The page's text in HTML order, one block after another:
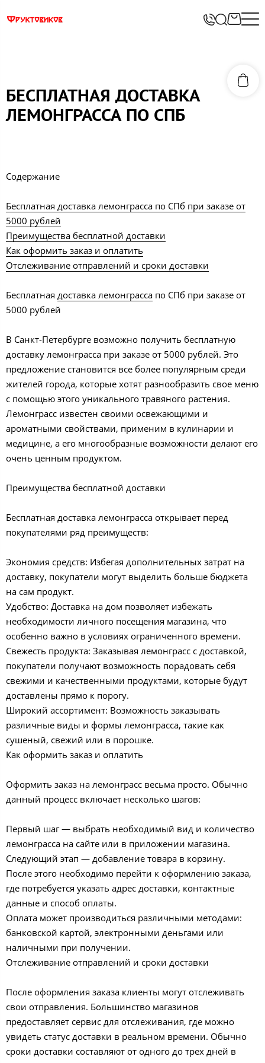
БЕСПЛАТНАЯ ДОСТАВКА
ЛЕМОНГРАССА ПО СПБ
Содержание
Бесплатная доставка лемонграсса по СПб при заказе от
5000 рублей
Преимущества бесплатной доставки
Как оформить заказ и оплатить
Отслеживание отправлений и сроки доставки
Бесплатная доставка лемонграсса по СПб при заказе от
5000 рублей
В Санкт-Петербурге возможно получить бесплатную
доставку лемонграсса при заказе от 5000 рублей. Это
предложение становится все более популярным среди
жителей города, которые хотят разнообразить свое меню
с помощью этого уникального травяного растения.
Лемонграсс известен своими освежающими и
ароматными свойствами, применим в кулинарии и
медицине, а его многообразные возможности делают его
очень ценным продуктом.
Преимущества бесплатной доставки
Бесплатная доставка лемонграсса открывает перед
покупателями ряд преимуществ:
Экономия средств: Избегая дополнительных затрат на
доставку, покупатели могут выделить больше бюджета
на сам продукт.
Удобство: Доставка на дом позволяет избежать
необходимости личного посещения магазина, что
особенно важно в условиях ограниченного времени.
Свежесть продукта: Заказывая лемонграсс с доставкой,
покупатели получают возможность порадовать себя
свежими и качественными продуктами, которые будут
доставлены прямо к порогу.
Широкий ассортимент: Возможность заказывать
различные виды и формы лемонграсса, такие как
сушеный, свежий или в порошке.
Как оформить заказ и оплатить
Оформить заказ на лемонграсс весьма просто. Обычно
данный процесс включает несколько шагов:
Первый шаг — выбрать необходимый вид и количество
лемонграсса на сайте или в приложении магазина.
Следующий этап — добавление товара в корзину.
После этого необходимо перейти к оформлению заказа,
где потребуется указать адрес доставки, контактные
данные и способ оплаты.
Оплата может производиться различными методами:
банковской картой, электронными деньгами или
наличными при получении.
Отслеживание отправлений и сроки доставки
После оформления заказа клиенты могут отслеживать
свои отправления. Большинство магазинов
предоставляет сервис для отслеживания, где можно
увидеть статус доставки в реальном времени. Обычно
сроки доставки составляют от одного до трех дней в